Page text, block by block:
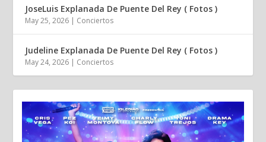
JoseLuis Explanada De Puente Del Rey ( Fotos )
May 25, 2026 | Conciertos
Judeline Explanada De Puente Del Rey ( Fotos )
May 24, 2026 | Conciertos